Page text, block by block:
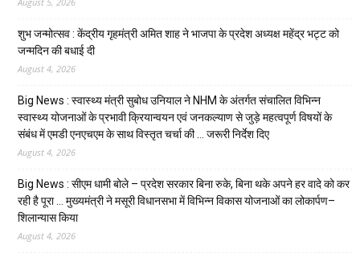
शुभ जन्मोत्सव : केंद्रीय गृहमंत्री अमित शाह ने भाजपा के प्रदेश अध्यक्ष महेंद्र भट्ट को
जन्मदिन की बधाई दी
August 4, 2026
Big News : स्वास्थ्य मंत्री सुबोध उनियाल ने NHM के अंतर्गत संचालित विभिन्न
स्वास्थ्य योजनाओं के प्रभावी क्रियान्वयन एवं जनकल्याण से जुड़े महत्वपूर्ण विषयों के
संबंध में एमडी एनएचएम के साथ विस्तृत चर्चा की … जरूरी निर्देश दिए
August 4, 2026
Big News : सीएम धामी बोले – प्रदेश सरकार बिना रुके, बिना थके अपने हर वादे को कर
रही है पूरा … मुख्यमंत्री ने मसूरी विधानसभा में विभिन्न विकास योजनाओं का लोकार्पण–
शिलान्यास किया
August 4, 2026